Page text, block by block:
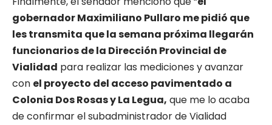
gobernador Maximiliano Pullaro me pidió que
les transmita que la semana próxima llegarán
funcionarios de la Dirección Provincial de
Vialidad para realizar las mediciones y avanzar
con el proyecto del acceso pavimentado a
Colonia Dos Rosas y La Legua, que me lo acaba
de confirmar el subadministrador de Vialidad